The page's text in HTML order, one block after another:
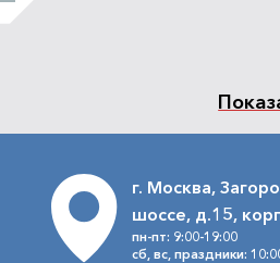
г. Москва,
шоссе, д.15,
пн-пт: 9:00-19:00
сб, вс, праздники: